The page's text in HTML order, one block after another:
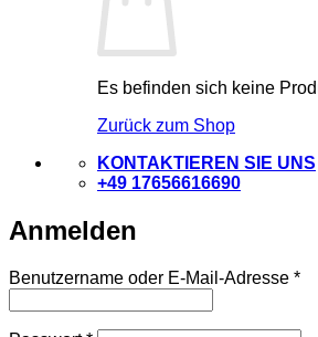
Es befinden sich keine
Zurück zum Shop
KONTAKTIEREN SIE UNS
+49 17656616690
Anmelden
Benutzername oder E-Mail-Adresse *